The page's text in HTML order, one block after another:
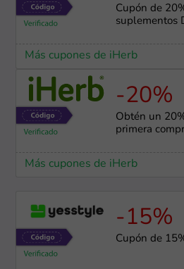
Cupón de
suplementos
Más cupones de iHerb
-20%
Obtén un
primera
Más cupones de iHerb
-15%
Cupón de